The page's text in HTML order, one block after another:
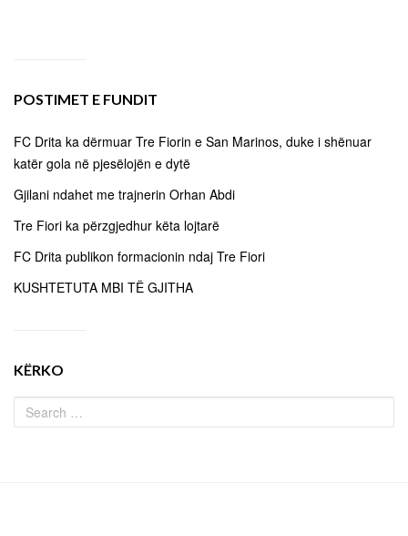
POSTIMET E FUNDIT
FC Drita ka dërmuar Tre Fiorin e San Marinos, duke i shënuar
katër gola në pjesëlojën e dytë
Gjilani ndahet me trajnerin Orhan Abdi
Tre Fiori ka përzgjedhur këta lojtarë
FC Drita publikon formacionin ndaj Tre Fiori
KUSHTETUTA MBI TË GJITHA
KËRKO